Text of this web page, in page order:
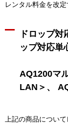
レンタル料金を改
ドロップ
ップ対応単
AQ1200マ
LAN＞、
上記の商品につい